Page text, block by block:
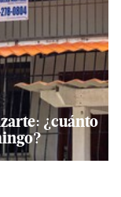
¿cuánto